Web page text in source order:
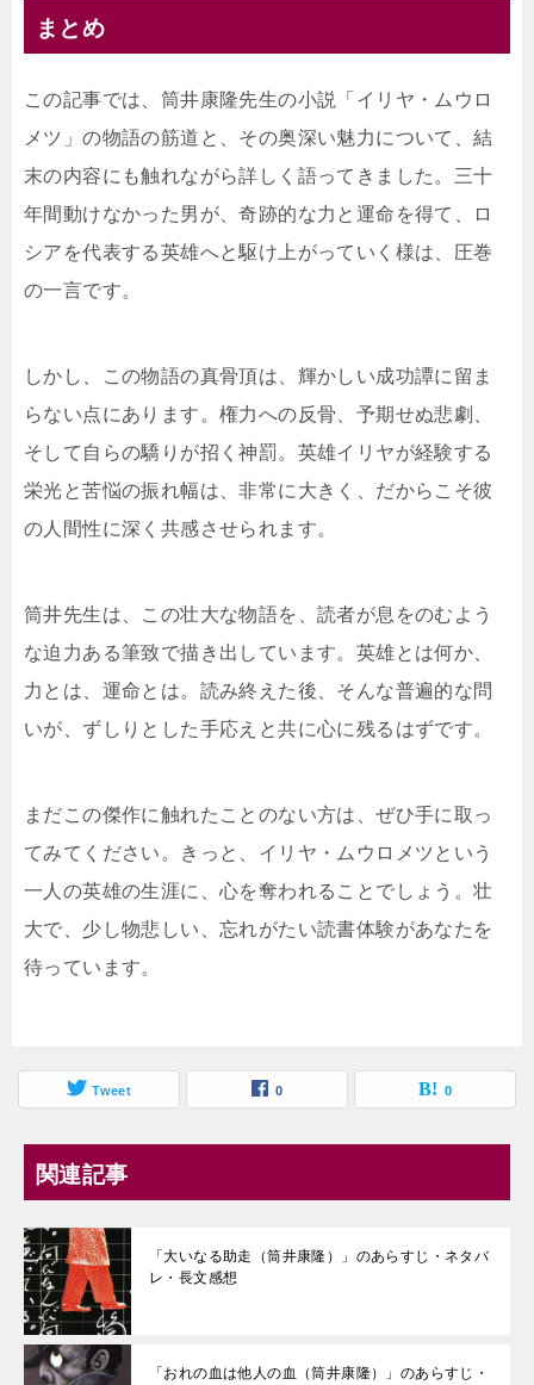
まとめ
この記事では、筒井康隆先生の小説「イリヤ・ムウロ
メツ」の物語の筋道と、その奥深い魅力について、結
末の内容にも触れながら詳しく語ってきました。三十
年間動けなかった男が、奇跡的な力と運命を得て、ロ
シアを代表する英雄へと駆け上がっていく様は、圧巻
の一言です。
しかし、この物語の真骨頂は、輝かしい成功譚に留ま
らない点にあります。権力への反骨、予期せぬ悲劇、
そして自らの驕りが招く神罰。英雄イリヤが経験する
栄光と苦悩の振れ幅は、非常に大きく、だからこそ彼
の人間性に深く共感させられます。
筒井先生は、この壮大な物語を、読者が息をのむよう
な迫力ある筆致で描き出しています。英雄とは何か、
力とは、運命とは。読み終えた後、そんな普遍的な問
いが、ずしりとした手応えと共に心に残るはずです。
まだこの傑作に触れたことのない方は、ぜひ手に取っ
てみてください。きっと、イリヤ・ムウロメツという
一人の英雄の生涯に、心を奪われることでしょう。壮
大で、少し物悲しい、忘れがたい読書体験があなたを
待っています。
Tweet 0 0
関連記事
「大いなる助走（筒井康隆）」のあらすじ・ネタバ
レ・長文感想
「おれの血は他人の血（筒井康隆）」のあらすじ・